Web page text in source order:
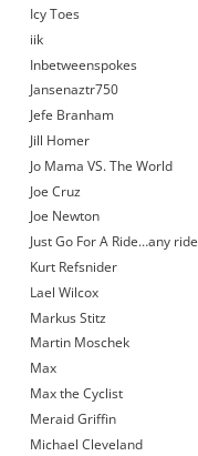
Icy Toes
iik
Inbetweenspokes
Jansenaztr750
Jefe Branham
Jill Homer
Jo Mama VS. The World
Joe Cruz
Joe Newton
Just Go For A Ride…any ride
Kurt Refsnider
Lael Wilcox
Markus Stitz
Martin Moschek
Max
Max the Cyclist
Meraid Griffin
Michael Cleveland